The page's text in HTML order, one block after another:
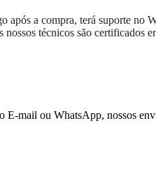
após a compra, terá suporte
nossos técnicos são certificados
mail ou WhatsApp, nossos